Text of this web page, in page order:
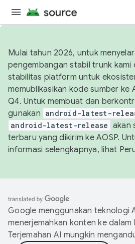
Mulai tahun 2026, untuk
pengembangan stabil trunk kami
stabilitas platform untuk
memublikasikan kode sumber ke
Q4. Untuk membuat dan
gunakan android-latest-
android-latest-release akan
terbaru yang dikirim ke AOSP.
informasi selengkapnya, lihat
Google menggunakan teknologi
menerjemahkan konten ke dalam
Terjemahan AI mungkin